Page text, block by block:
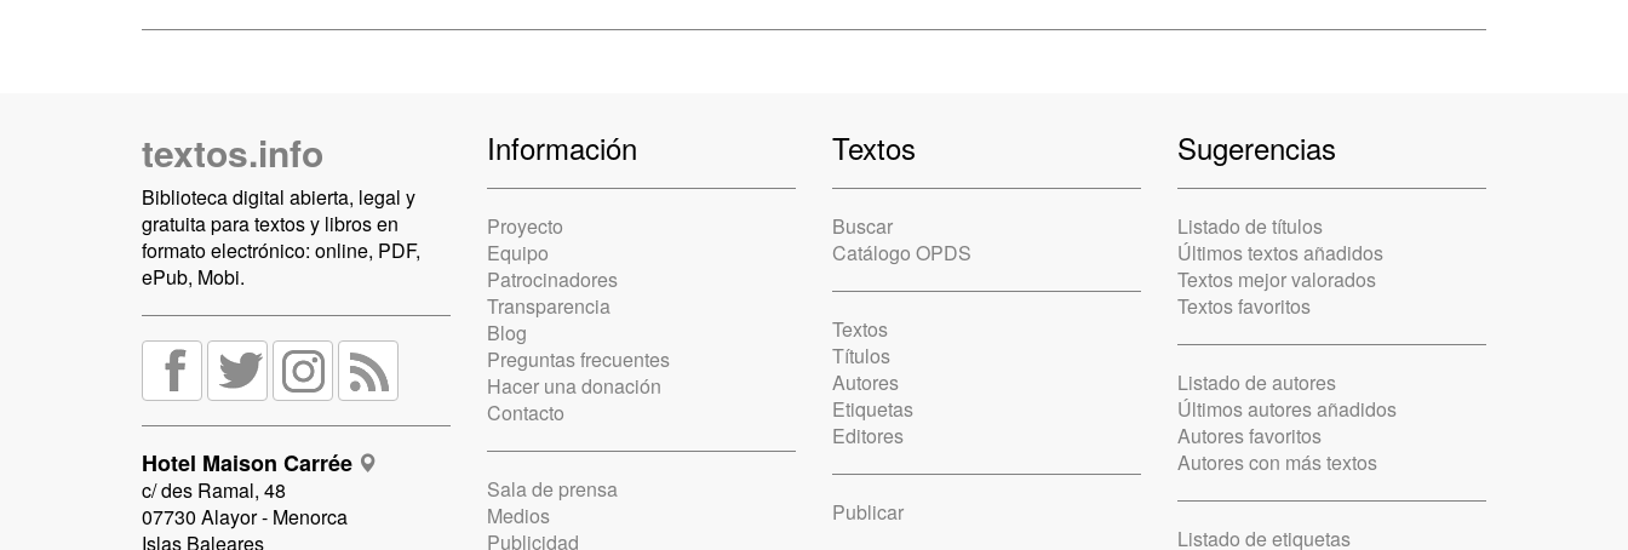
textos.info
Biblioteca digital abierta, legal y
gratuita para textos y libros en
formato electrónico: online, PDF,
ePub, Mobi.
Hotel Maison Carrée
c/ des Ramal, 48
07730 Alayor - Menorca
Islas Baleares
Información
Proyecto
Equipo
Patrocinadores
Transparencia
Blog
Preguntas frecuentes
Hacer una donación
Contacto
Sala de prensa
Medios
Publicidad
Textos
Buscar
Catálogo OPDS
Textos
Títulos
Autores
Etiquetas
Editores
Publicar
Sugerencias
Listado de títulos
Últimos textos añadidos
Textos mejor valorados
Textos favoritos
Listado de autores
Últimos autores añadidos
Autores favoritos
Autores con más textos
Listado de etiquetas